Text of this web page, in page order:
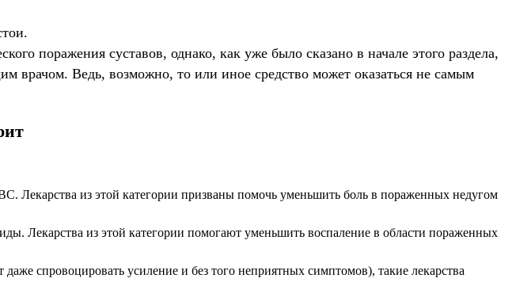
поражения суставов, однако, как уже было сказано в начале этого раздела,
врачом. Ведь, возможно, то или иное средство может оказаться не самым
Лекарства из этой категории призваны помочь уменьшить боль в пораженных недугом
Лекарства из этой категории помогают уменьшить воспаление в области пораженных
спровоцировать усиление и без того неприятных симптомов), такие лекарства